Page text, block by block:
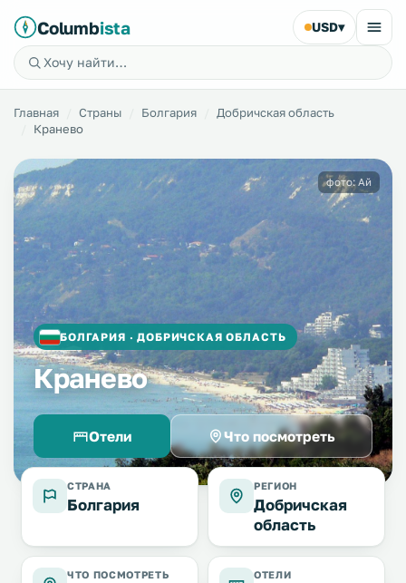
Columbista USD▾
Главная Страны Болгария
Добричская область
Кранево
БОЛГАРИЯ · ДОБРИЧСКАЯ ОБЛАСТЬ
Кранево
Отели Что посмотреть
фото: Ай
СТРАНА
Болгария
РЕГИОН
Добричская
область
ЧТО ПОСМОТРЕТЬ ОТЕЛИ